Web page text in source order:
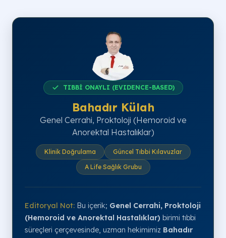
TIBBİ ONAYLI (EVIDENCE-BASED)
Bahadır Külah
Genel Cerrahi, Proktoloji (Hemoroid ve
Anorektal Hastalıklar)
Klinik Doğrulama
Güncel Tıbbi Kılavuzlar
A Life Sağlık Grubu
Editoryal Not: Bu içerik; Genel Cerrahi, Proktoloji
(Hemoroid ve Anorektal Hastalıklar) birimi tıbbi
süreçleri çerçevesinde, uzman hekimimiz Bahadır